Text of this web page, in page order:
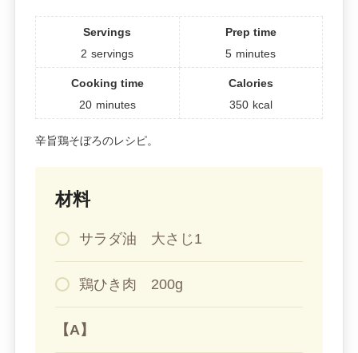
Servings
2 servings
Prep time
5 minutes
Cooking time
20 minutes
Calories
350 kcal
辛旨鶏そぼろのレシピ。
材料
サラダ油 大さじ1
鶏ひき肉 200g
【A】